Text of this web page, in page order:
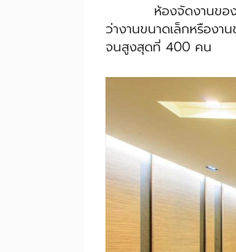
ห้องจัดงานของทางโ
ว่างานขนาดเล็กหรือง
จนสูงสุดที่ 400 คน